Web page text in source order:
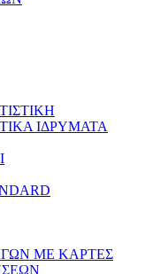
ΙΔΡΥΜΑΤΑ
ΜΕ ΚΑΡΤΕΣ